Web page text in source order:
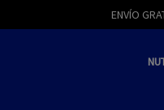
ENVÍO